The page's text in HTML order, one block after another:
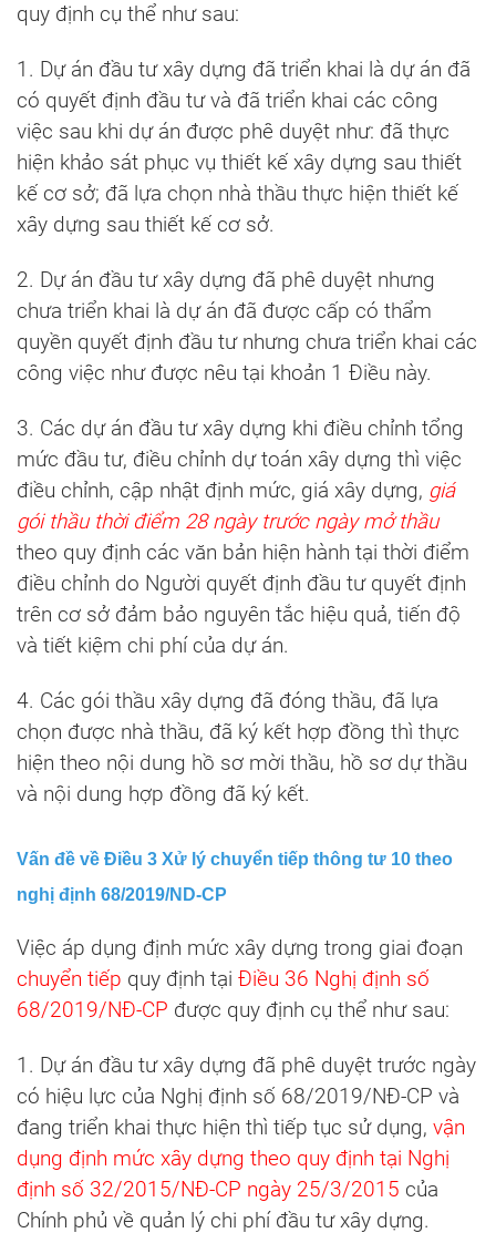
quy định cụ thể như sau:
1. Dự án đầu tư xây dựng đã triển khai là dự án đã
có quyết định đầu tư và đã triển khai các công
việc sau khi dự án được phê duyệt như: đã thực
hiện khảo sát phục vụ thiết kế xây dựng sau thiết
kế cơ sở; đã lựa chọn nhà thầu thực hiện thiết kế
xây dựng sau thiết kế cơ sở.
2. Dự án đầu tư xây dựng đã phê duyệt nhưng
chưa triển khai là dự án đã được cấp có thẩm
quyền quyết định đầu tư nhưng chưa triển khai các
công việc như được nêu tại khoản 1 Điều này.
3. Các dự án đầu tư xây dựng khi điều chỉnh tổng
mức đầu tư, điều chỉnh dự toán xây dựng thì việc
điều chỉnh, cập nhật định mức, giá xây dựng, giá
gói thầu thời điểm 28 ngày trước ngày mở thầu
theo quy định các văn bản hiện hành tại thời điểm
điều chỉnh do Người quyết định đầu tư quyết định
trên cơ sở đảm bảo nguyên tắc hiệu quả, tiến độ
và tiết kiệm chi phí của dự án.
4. Các gói thầu xây dựng đã đóng thầu, đã lựa
chọn được nhà thầu, đã ký kết hợp đồng thì thực
hiện theo nội dung hồ sơ mời thầu, hồ sơ dự thầu
và nội dung hợp đồng đã ký kết.
Vấn đề về Điều 3 Xử lý chuyển tiếp thông tư 10 theo
nghị định 68/2019/ND-CP
Việc áp dụng định mức xây dựng trong giai đoạn
chuyển tiếp quy định tại Điều 36 Nghị định số
68/2019/NĐ-CP được quy định cụ thể như sau:
1. Dự án đầu tư xây dựng đã phê duyệt trước ngày
có hiệu lực của Nghị định số 68/2019/NĐ-CP và
đang triển khai thực hiện thì tiếp tục sử dụng, vận
dụng định mức xây dựng theo quy định tại Nghị
định số 32/2015/NĐ-CP ngày 25/3/2015 của
Chính phủ về quản lý chi phí đầu tư xây dựng.